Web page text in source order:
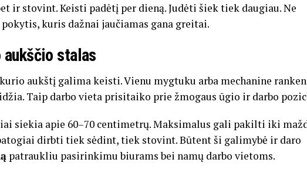
ir stovint.Keisti padėtį per dieną.Judėti šiektiek daugiau.Ne
pokytis,kuris dažnai jaučiamas gana greitai.
aukščio stalas
kurio aukštį galimakeisti.Vienu mygtuku arba mechanine
Taip darbo vieta prisitaiko prie žmogaus ūgio ir darbo
siekia apie 60–70 centimetrų.Maksimalus gali pakilti iki
dirbti tiek sėdint,tiek stovint.Būtentši galimybė ir daro
patraukliu pasirinkimubiuramsbei namų darbo vietoms.